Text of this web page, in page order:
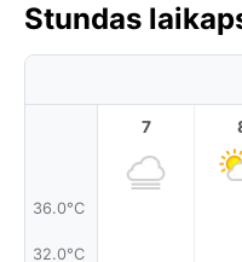
Stundas
36.0°C
32.0°C
7